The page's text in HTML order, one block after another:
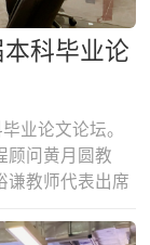
科毕业论
业论文论坛。
顾问黄月圆教
谦教师代表出席
优秀学生的精